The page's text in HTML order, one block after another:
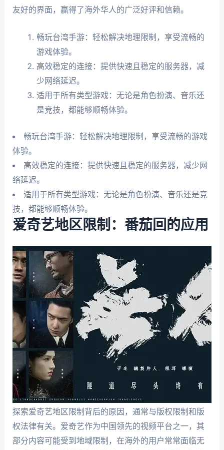
友好的界面，赢得了海外华人的广泛好评和信赖。
畅玩台湾手游：轻松解决地理限制，享受流畅的
游戏体验。
高效稳定的连接：提供快速且稳定的服务器，减
少网络延迟。
适用于所有类型游戏：无论是角色扮演、音乐还
是竞技，都能够顺畅体验。
畅玩台湾手游：轻松解决地理限制，享受流畅的游戏
体验。
高效稳定的连接：提供快速且稳定的服务器，减少网
络延迟。
适用于所有类型游戏：无论是角色扮演、音乐还是竞
技，都能够顺畅体验。
爱奇艺地区限制：番茄回的应用
探索爱奇艺地区限制背后的原因，通常与版权限制和版
权法律有关。爱奇艺作为中国领先的视频平台之一，其
部分内容可能受到地域限制，在海外的用户常常面临无